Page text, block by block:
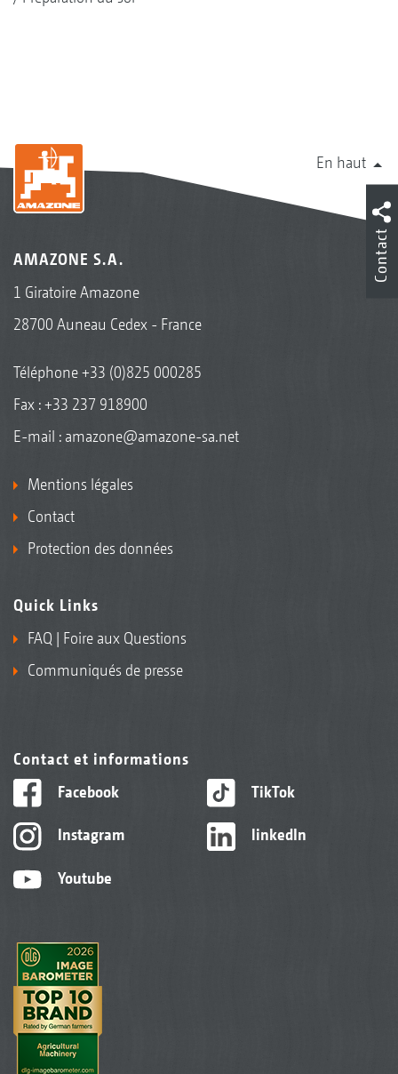
En haut
AMAZONE S.A.
1 Giratoire Amazone
28700 Auneau Cedex - France
Téléphone+33 (0)825 000285
Fax : +33 237 918900
E-mail : amazone@amazone-sa.net
Mentions légales
Contact
Protection des données
Quick Links
FAQ | Foire aux Questions
Communiqués de presse
Contact et informations
Facebook
Instagram
Youtube
TikTok
linkedIn
Contact